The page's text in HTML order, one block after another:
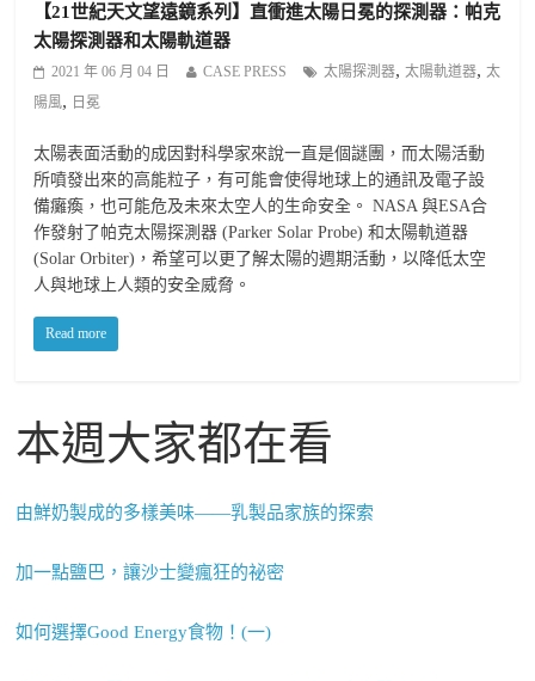
【21世紀天文望遠鏡系列】直衝進太陽日冕的探測器：帕克
太陽探測器和太陽軌道器
2021 年 06 月 04 日 CASE PRESS 太陽探測器,太陽軌道器,太
陽風, 日冕
太陽表面活動的成因對科學家來說一直是個謎團，而太陽活動
所噴發出來的高能粒子，有可能會使得地球上的通訊及電子設
備癱瘓，也可能危及未來太空人的生命安全。 NASA 與ESA合
作發射了帕克太陽探測器 (Parker Solar Probe) 和太陽軌道器
(Solar Orbiter)，希望可以更了解太陽的週期活動，以降低太空
人與地球上人類的安全威脅。
Read more
本週大家都在看
由鮮奶製成的多樣美味——乳製品家族的探索
加一點鹽巴，讓沙士變瘋狂的祕密
如何選擇Good Energy食物！(一)